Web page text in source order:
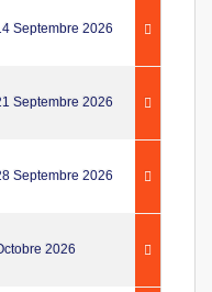
Septembre 2026
Septembre 2026
Septembre 2026
2026